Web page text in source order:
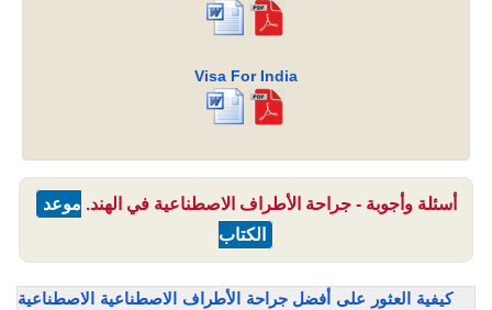
Visa For India
أسئلة وأجوبة - جراحة الأطراف الاصطناعية في الهند. موعد
الكتاب
كيفية العثور على أفضل جراحة الأطراف الاصطناعية الاصطناعية